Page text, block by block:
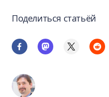
Поделиться статьёй